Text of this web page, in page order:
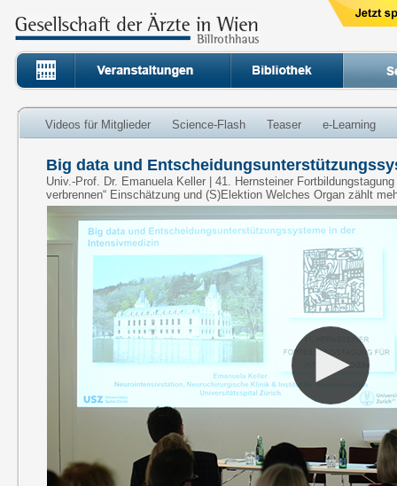
Videos für Mitglieder Science-Flash Teaser e-Learning
Big data und
Univ.-Prof. Dr. Emanuela Keller | 41. Hernsteiner
verbrennen“ Einschätzung und (S)Elektion Welches Organ zählt